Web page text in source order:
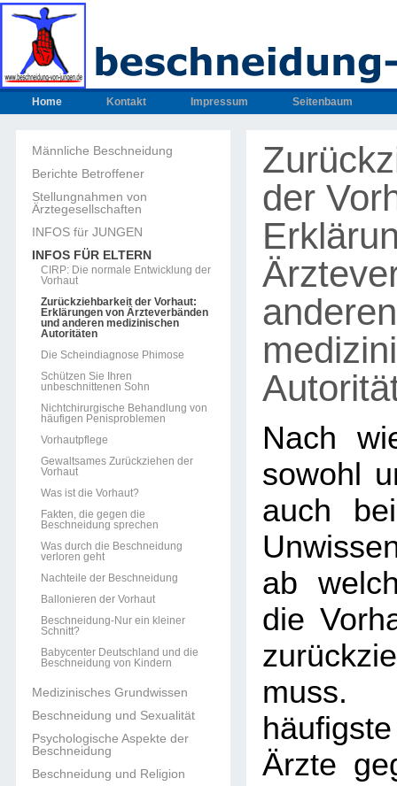
Home Kontakt Impressum Seitenbaum
Männliche Beschneidung
Berichte Betroffener
Stellungnahmen von
Ärztegesellschaften
INFOS für JUNGEN
INFOS FÜR ELTERN
CIRP: Die normale Entwicklung der
Vorhaut
Zurückziehbarkeit der Vorhaut:
Erklärungen von Ärzteverbänden
und anderen medizinischen
Autoritäten
Die Scheindiagnose Phimose
Schützen Sie Ihren
unbeschnittenen Sohn
Nichtchirurgische Behandlung von
häufigen Penisproblemen
Vorhautpflege
Gewaltsames Zurückziehen der
Vorhaut
Was ist die Vorhaut?
Fakten, die gegen die
Beschneidung sprechen
Was durch die Beschneidung
verloren geht
Nachteile der Beschneidung
Ballonieren der Vorhaut
Beschneidung-Nur ein kleiner
Schnitt?
Babycenter Deutschland und die
Beschneidung von Kindern
Medizinisches Grundwissen
Beschneidung und Sexualität
Psychologische Aspekte der
Beschneidung
Beschneidung und Religion
der
anderen
Nach
sowohl
auch
ab
die
Ärzte